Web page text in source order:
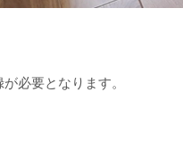
必要となります。